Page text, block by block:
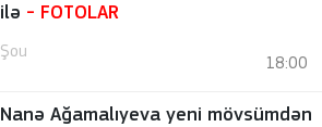
ilə - FOTOLAR
Şou
18:00
Nanə Ağamalıyeva yeni mövsümdən